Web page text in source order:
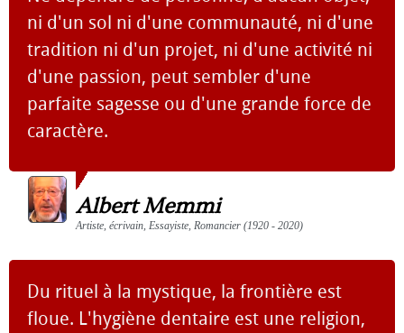
ni d'un sol ni d'une communauté, ni d'une
tradition ni d'un projet, ni d'une activité ni
d'une passion, peut sembler d'une
parfaite sagesse ou d'une grande force de
caractère.
Albert Memmi
Artiste, écrivain, Essayiste, Romancier (1920 - 2020)
Du rituel à la mystique, la frontière est
floue. L'hygiène dentaire est une religion,